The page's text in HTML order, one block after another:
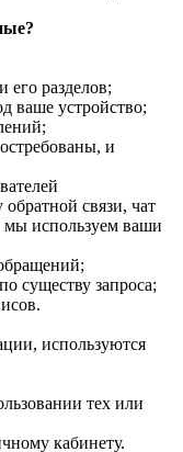
его разделов;
ваше устройство;
и
связи, чат
мы используем ваши
существу запроса;
используются
тех или
кабинету.